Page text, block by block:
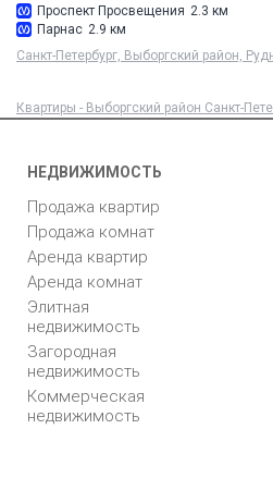
Проспект Просвещения 2.3 км
Парнас 2.9 км
Санкт-Петербург, Выборгский район,
Квартиры - Выборгский район Санкт-
НЕДВИЖИМОСТЬ
Продажа квартир
Продажа комнат
Аренда квартир
Аренда комнат
Элитная
недвижимость
Загородная
недвижимость
Коммерческая
недвижимость